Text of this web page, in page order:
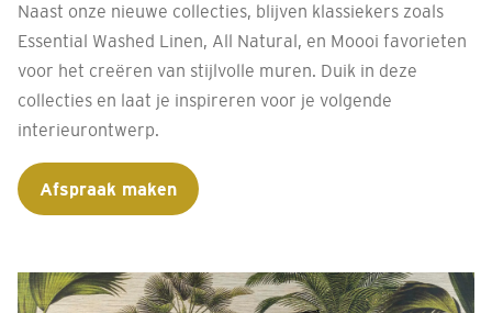
Naast onze nieuwe collecties, blijven klassiekers zoals
Essential Washed Linen, All Natural, en Moooi favorieten
voor het creëren van stijlvolle muren. Duik in deze
collecties en laat je inspireren voor je volgende
interieurontwerp.
Afspraak maken